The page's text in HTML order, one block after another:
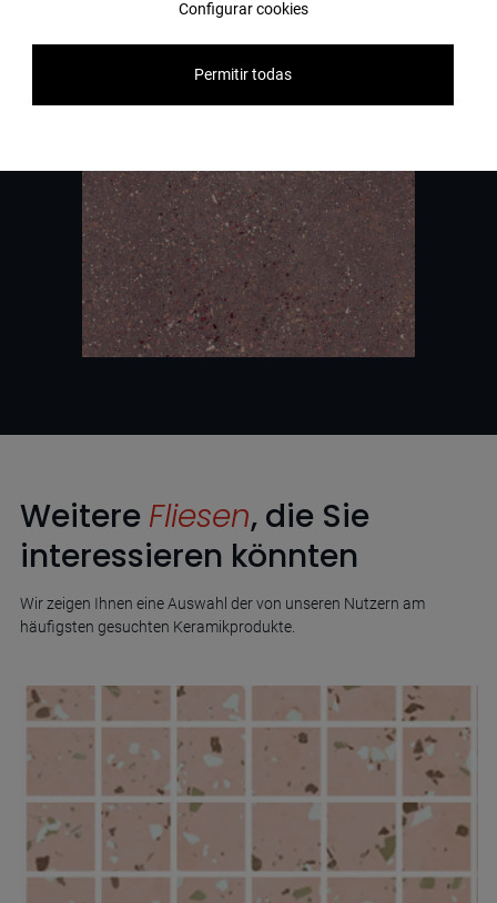
Kontaktieren Sie uns
Weitere Fliesen, die Sie
interessieren könnten
Wir zeigen Ihnen eine Auswahl der von unseren Nutzern am
häufigsten gesuchten Keramikprodukte.
Configurar cookies
Permitir todas